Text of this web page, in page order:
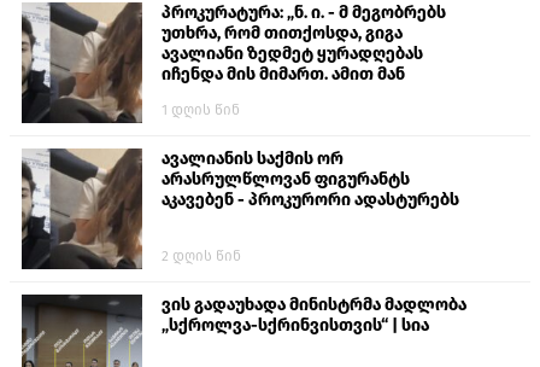
პროკურატურა: „ნ. ი. - მ მეგობრებს
უთხრა, რომ თითქოსდა, გიგა
ავალიანი ზედმეტ ყურადღებას
იჩენდა მის მიმართ. ამით მან
თავს დასხმოდა გიგა ავალიანს“
1 დღის წინ
ავალიანის საქმის ორ
არასრულწლოვან ფიგურანტს
აკავებენ - პროკურორი ადასტურებს
2 დღის წინ
ვის გადაუხადა მინისტრმა მადლობა
„სქროლვა-სქრინვისთვის“ | სია